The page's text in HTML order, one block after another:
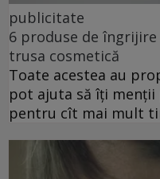
publicitate
6 produse de
trusa cosmetică
Toate acestea au
pot ajuta să îți
pentru cît mai mult